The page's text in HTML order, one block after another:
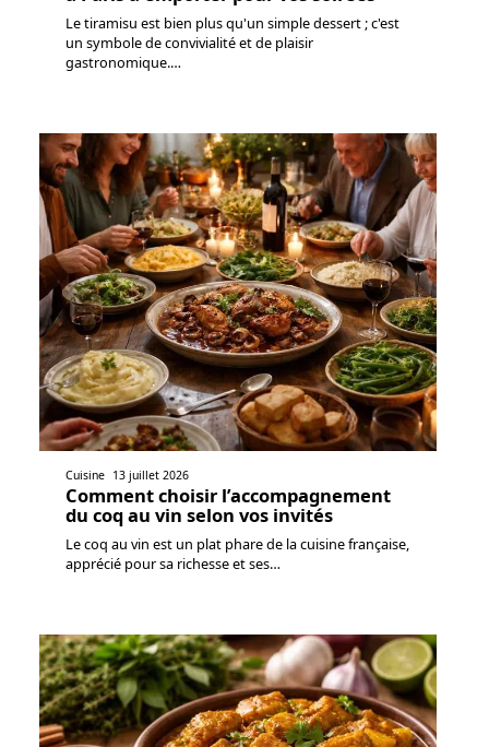
Le tiramisu est bien plus qu'un simple dessert ; c'est
un symbole de convivialité et de plaisir
gastronomique.…
Cuisine 13 juillet 2026
Comment choisir l’accompagnement
du coq au vin selon vos invités
Le coq au vin est un plat phare de la cuisine française,
apprécié pour sa richesse et ses…